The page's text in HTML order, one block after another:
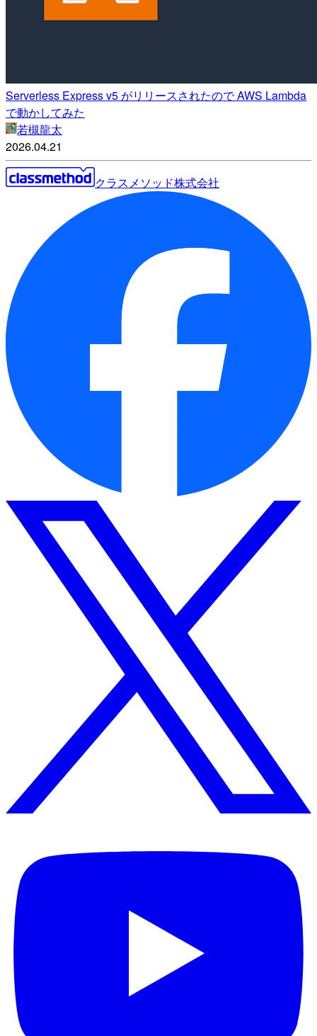
Serverless Express v5 がリリースされたので AWS Lambda
で動かしてみた
若槻龍太
2026.04.21
クラスメソッド株式会社